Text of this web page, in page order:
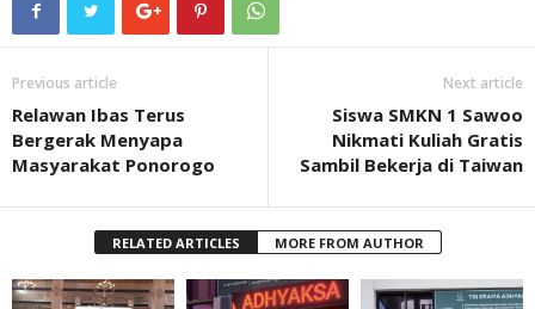
Previous article
Relawan Ibas Terus
Bergerak Menyapa
Masyarakat Ponorogo
Next article
Siswa SMKN 1 Sawoo
Nikmati Kuliah Gratis
Sambil Bekerja di Taiwan
RELATED ARTICLES MORE FROM AUTHOR